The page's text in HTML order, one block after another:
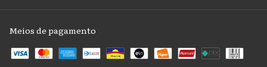
Meios de pagamento